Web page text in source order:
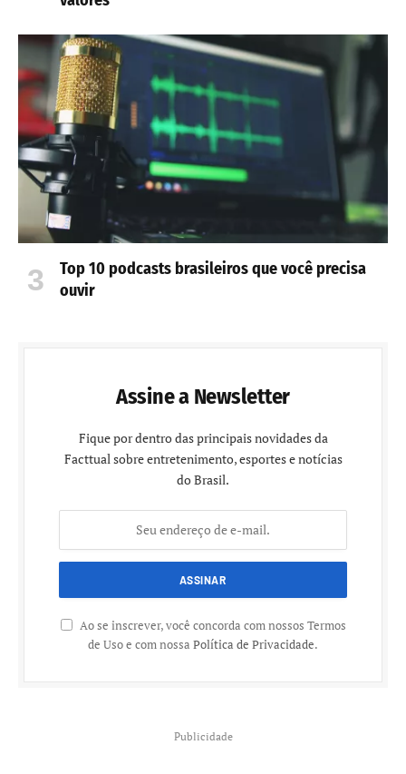
Top 10 podcasts brasileiros que você precisa
ouvir
Assine a Newsletter
Fique por dentro das principais novidades da
Facttual sobre entretenimento, esportes e notícias
do Brasil.
Ao se inscrever, você concorda com nossos Termos
de Uso e com nossa Política de Privacidade.
Publicidade